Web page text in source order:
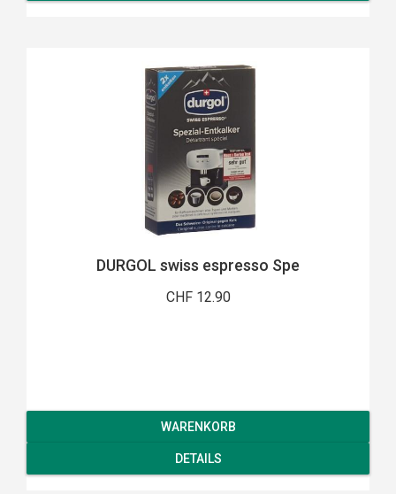
DURGOL swiss espresso Spe
CHF 12.90
WARENKORB
DETAILS